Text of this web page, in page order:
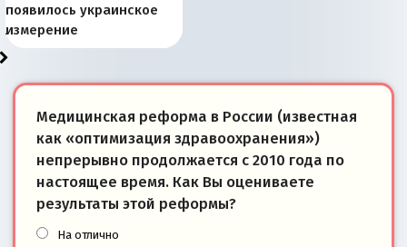
Запада рассказала о
«переобувании» хозяев
перемены: 15 шагов к
суверенной экономике
Европы
сбрасывать балласт
Анкориджа
года: первые уступки во
внутренней политике
сегодня
Варшаве не поможет её
отношениям с Россией?
современной истории
Южной Осетии
появилось украинское
измерение
Медицинская реформа в России (известная
как «оптимизация здравоохранения»)
непрерывно продолжается с 2010 года по
настоящее время. Как Вы оцениваете
результаты этой реформы?
На отлично